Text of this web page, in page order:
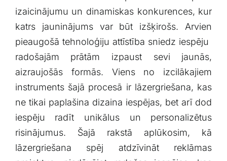
Vakances
BUJ
Kontakti
Klientu portāls
English
⁣izaicinājumu un‍ dinamiskas ⁣konkurences, kur⁤
katrs jauninājums var būt izšķirošs. Arvien
pieaugošā tehnoloģiju attīstība ⁢sniedz iespēju ​
radošajām prātām izpaust sevi jaunās,
aizraujošās formās. Viens‍ no izcilākajiem
instruments šajā procesā ir ⁤lāzergriešana, kas‌
ne tikai ⁤paplašina​ dizaina iespējas, bet arī dod
iespēju radīt unikālus un personalizētus
risinājumus. ⁢Šajā​ rakstā aplūkosim, ⁤kā
lāzergriešana spēj atdzīvināt reklāmas